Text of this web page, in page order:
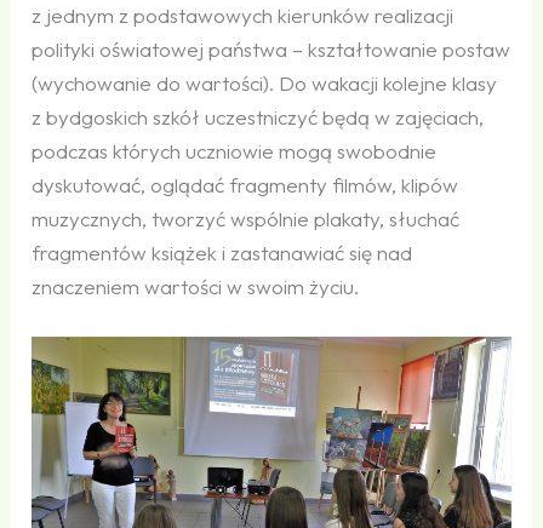
z jednym z podstawowych kierunków realizacji
polityki oświatowej państwa – kształtowanie postaw
(wychowanie do wartości). Do wakacji kolejne klasy
z bydgoskich szkół uczestniczyć będą w zajęciach,
podczas których uczniowie mogą swobodnie
dyskutować, oglądać fragmenty filmów, klipów
muzycznych, tworzyć wspólnie plakaty, słuchać
fragmentów książek i zastanawiać się nad
znaczeniem wartości w swoim życiu.